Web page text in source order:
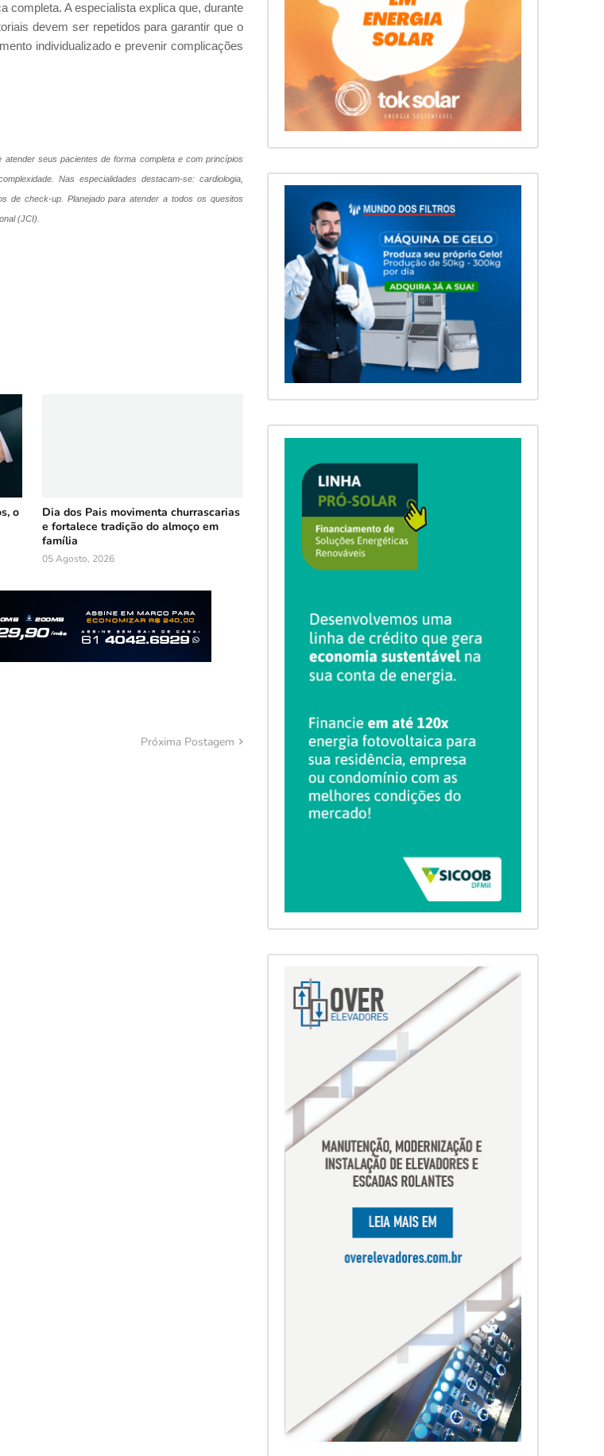
completa. A especialista explica que, durante
devem ser repetidos para garantir que o
individualizado e prevenir complicações
seus pacientes de forma completa e com princípios
Nas especialidades destacam-se: cardiologia,
de check-up. Planejado para atender a todos os quesitos
(JCI).
o
Dia dos Pais movimenta churrascarias
e fortalece tradição do almoço em
família
05 Agosto, 2026
Próxima Postagem